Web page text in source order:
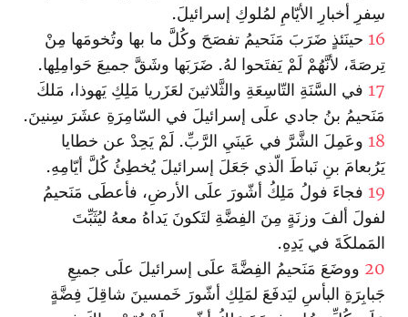
سِفرِ أخبارِ الأيّامِ لمُلوكِ إسرائيلَ.
16 حينَئذٍ ضَرَبَ مَنَحيمُ تفصَحَ وكُلَّ ما بها وتُخومَها مِنْ
تِرصَةَ، لأنَّهُمْ لَمْ يَفتَحوا لهُ. ضَرَبَها وشَقَّ جميعَ حَوامِلِها.
17 في السَّنَةِ التّاسِعَةِ والثَّلاثينَ لعَزَريا مَلِكِ يَهوذا، مَلكَ
مَنَحيمُ بنُ جادي علَى إسرائيلَ في السّامِرَةِ عشَرَ سِنينَ.
18 وعَمِلَ الشَّرَّ في عَينَيِ الرَّبِّ. لَمْ يَحِدْ عن خطايا
يَرُبعامَ بنِ نَباطَ الّذي جَعَلَ إسرائيلَ يُخطِئُ كُلَّ أيّامِهِ.
19 فجاءَ فولُ مَلِكُ أشّورَ علَى الأرضِ، فأعطَى مَنَحيمُ
لفولَ ألفَ وزنَةٍ مِنَ الفِضَّةِ لتَكونَ يَداهُ معهُ ليُثَبِّتَ
المَملكَةَ في يَدِهِ.
20 ووضَعَ مَنَحيمُ الفِضَّةَ علَى إسرائيلَ علَى جميعِ
جَبابِرَةِ البأسِ ليَدفَعَ لمَلِكِ أشّورَ خَمسينَ شاقِلَ فِضَّةٍ